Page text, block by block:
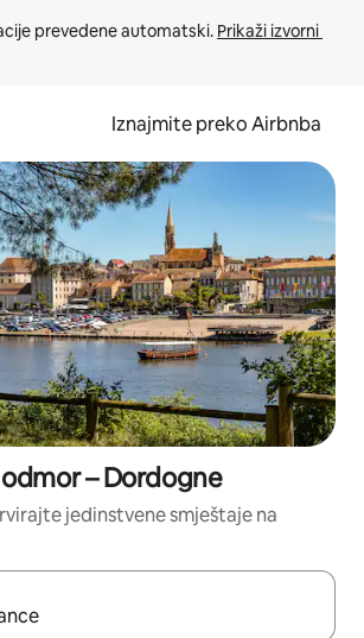
prevedene automatski. Prikaži izvorni
Iznajmite preko Airbnba
– Dordogne
jedinstvene smještaje na
rezultati, moći ćete ih pregledati